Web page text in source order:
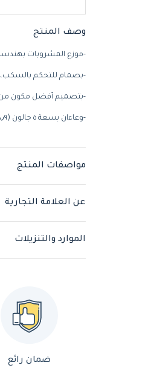
وصف المنتج
-موزع المشروبات
-بصمام للتحكم
-بتصميم أفضل مكون من
-وعاءان بسعة ٥ جالون (١٨٫٩ لتر)، بمؤشرات قياس واضحة.
مواصفات المنتج
عن العلامة التجارية
الموارد والتنزيلات
ضمان رائع